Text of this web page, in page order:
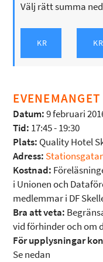
Välj rätt summa
EVENEMANGET
Datum:9 februari
Tid: 17:45 - 19:30
Plats: Quality Hotel
Adress:
Kostnad:
i Unionen och
medlemmar i DF
Bra att veta:
vid förhinder och om
För upplysningar
Se nedan